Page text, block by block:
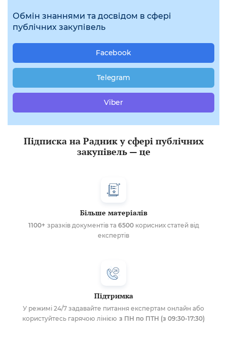
Обмін знаннями та досвідом в сфері
публічних закупівель
Facebook
Telegram
Viber
Підписка на Радник у сфері публічних
закупівель — це
Більше матеріалів
1100+ зразків документів та 6500корисних статей від
експертів
Підтримка
У режимі 24/7 задавайте питання експертам онлайн або
користуйтесь гарячою лінією з ПН по ПТН (з 09:30-17:30)